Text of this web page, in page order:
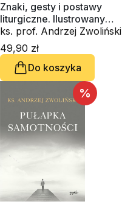
Znaki, gesty i postawy
liturgiczne. Ilustrowany
przewodnik
ks. prof. Andrzej Zwoliński
49,90 zł
Do koszyka
%